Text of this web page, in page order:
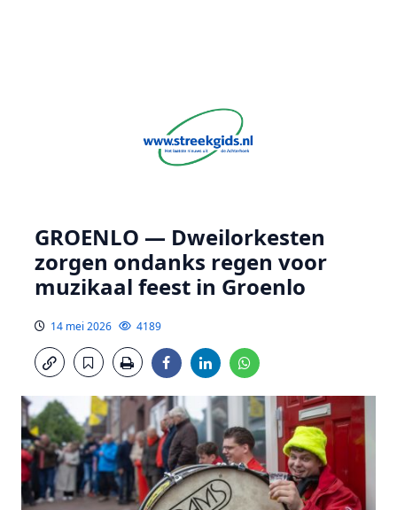
GROENLO — Dweilorkesten
zorgen ondanks regen voor
muzikaal feest in Groenlo
14 mei 2026 4189